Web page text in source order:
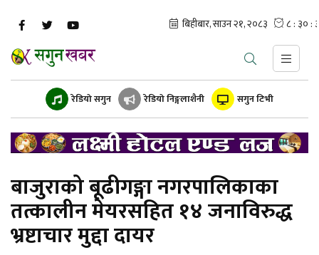
रेडियो सगुन रेडियो निङ्गलाशैनी सगुन टिभी
बाजुराको बूढीगङ्गा नगरपालिकाका
तत्कालीन मेयरसहित १४ जनाविरुद्ध
भ्रष्टाचार मुद्दा दायर